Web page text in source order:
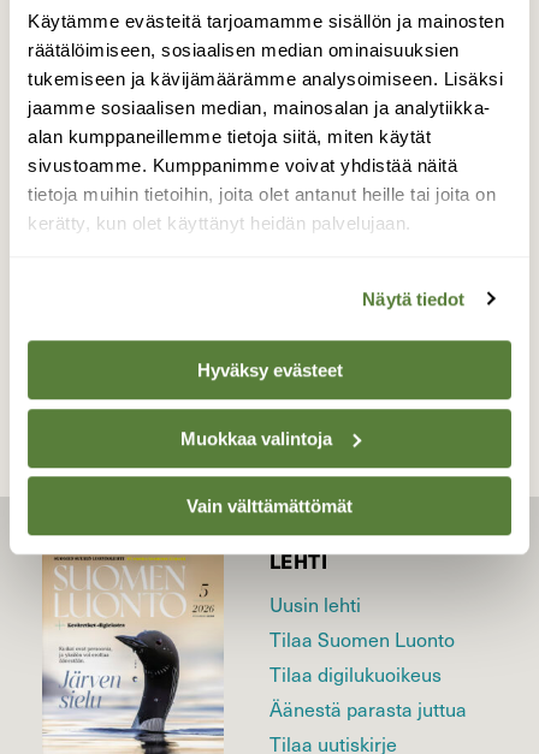
Käytämme evästeitä tarjoamamme sisällön ja mainosten
räätälöimiseen, sosiaalisen median ominaisuuksien
tukemiseen ja kävijämäärämme analysoimiseen. Lisäksi
jaamme sosiaalisen median, mainosalan ja analytiikka-
alan kumppaneillemme tietoja siitä, miten käytät
sivustoamme. Kumppanimme voivat yhdistää näitä
tietoja muihin tietoihin, joita olet antanut heille tai joita on
kerätty, kun olet käyttänyt heidän palvelujaan.
Näytä tiedot
Hyväksy evästeet
Muokkaa valintoja
Vain välttämättömät
Leskenlehti
Alkaa jo siementää.
Valokuvaaja: Reijo Juurinen, Töölönlahti Toukokuu
TAKAISIN LISTAAN
LEHTI
Uusin lehti
Tilaa Suomen Luonto
Tilaa digilukuoikeus
Äänestä parasta juttua
Tilaa uutiskirje